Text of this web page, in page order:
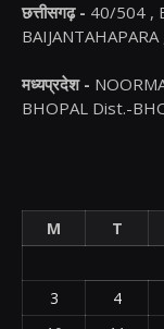
छत्तीसगढ़ - 40/504 ,
मध्यप्रदेश -
BHOPAL Dist.-
M
T
3
4